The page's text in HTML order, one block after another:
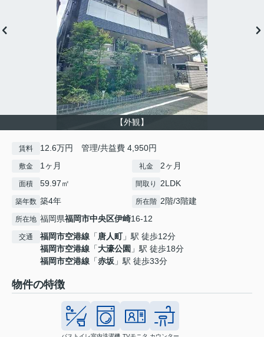
【外観】
賃料 12.6万円 管理/共益費 4,950円
敷金 1ヶ月 礼金 2ヶ月
面積 59.97㎡ 間取り 2LDK
築年数 築4年 所在階 2階/3階建
所在地 福岡県福岡市中央区伊崎16-12
交通 福岡市空港線 「唐人町」駅 徒歩12分
福岡市空港線 「大濠公園 」駅 徒歩18分
福岡市空港線 「赤坂 」駅 徒歩33分
物件の特徴